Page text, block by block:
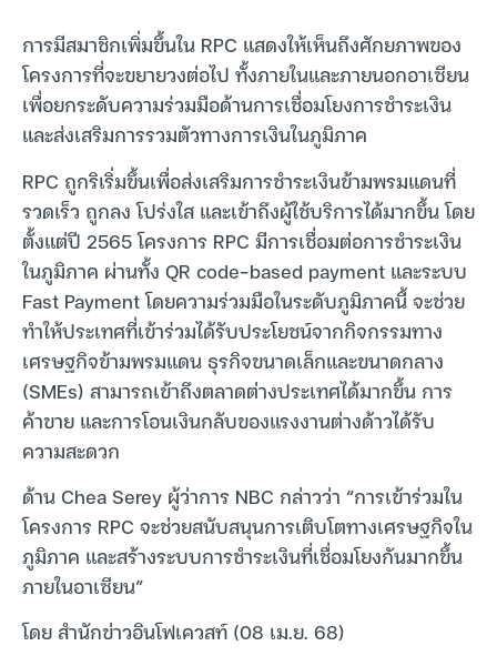
การมีสมาชิกเพิ่มขึ้นใน RPC แสดงให้เห็นถึงศักยภาพของ
โครงการที่จะขยายวงต่อไป ทั้งภายในและภายนอกอาเซียน
เพื่อยกระดับความร่วมมือด้านการเชื่อมโยงการชำระเงิน
และส่งเสริมการรวมตัวทางการเงินในภูมิภาค
RPC ถูกริเริ่มขึ้นเพื่อส่งเสริมการชำระเงินข้ามพรมแดนที่
รวดเร็ว ถูกลง โปร่งใส และเข้าถึงผู้ใช้บริการได้มากขึ้น โดย
ตั้งแต่ปี 2565 โครงการ RPC มีการเชื่อมต่อการชำระเงิน
ในภูมิภาค ผ่านทั้ง QR code-based payment และระบบ
Fast Payment โดยความร่วมมือในระดับภูมิภาคนี้ จะช่วย
ทำให้ประเทศที่เข้าร่วมได้รับประโยชน์จากกิจกรรมทาง
เศรษฐกิจข้ามพรมแดน ธุรกิจขนาดเล็กและขนาดกลาง
(SMEs) สามารถเข้าถึงตลาดต่างประเทศได้มากขึ้น การ
ค้าขาย และการโอนเงินกลับของแรงงานต่างด้าวได้รับ
ความสะดวก
ด้าน Chea Serey ผู้ว่าการ NBC กล่าวว่า “การเข้าร่วมใน
โครงการ RPC จะช่วยสนับสนุนการเติบโตทางเศรษฐกิจใน
ภูมิภาค และสร้างระบบการชำระเงินที่เชื่อมโยงกันมากขึ้น
ภายในอาเซียน”
โดย สำนักข่าวอินโฟเควสท์ (08 เม.ย. 68)